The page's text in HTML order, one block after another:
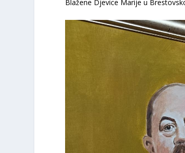
Blažene Djevice Marije u